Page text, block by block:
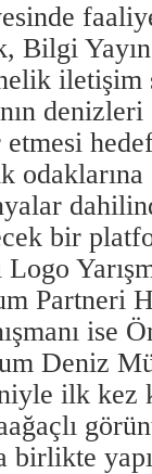
Bilgi
bir
Partneri
ise
Deniz
ilk kez
birlikte